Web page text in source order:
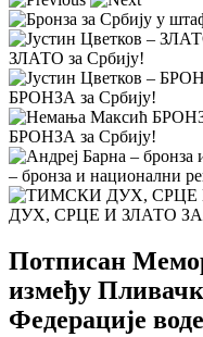
ЗЛАТО за Србију!
БРОНЗА за Србију!
БРОНЗА за Србију!
– бронза и национални
ДУХ, СРЦЕ И ЗЛАТО
Потписан
између
Федерације